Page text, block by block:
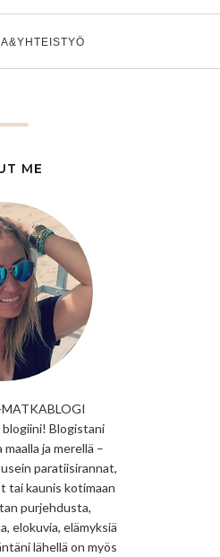
ME
MATKABLOGI
Blogistani
ja merellä –
paratiisirannat,
tai kaunis kotimaan
purjehdusta,
elokuvia, elämyksiä
lähellä on myös